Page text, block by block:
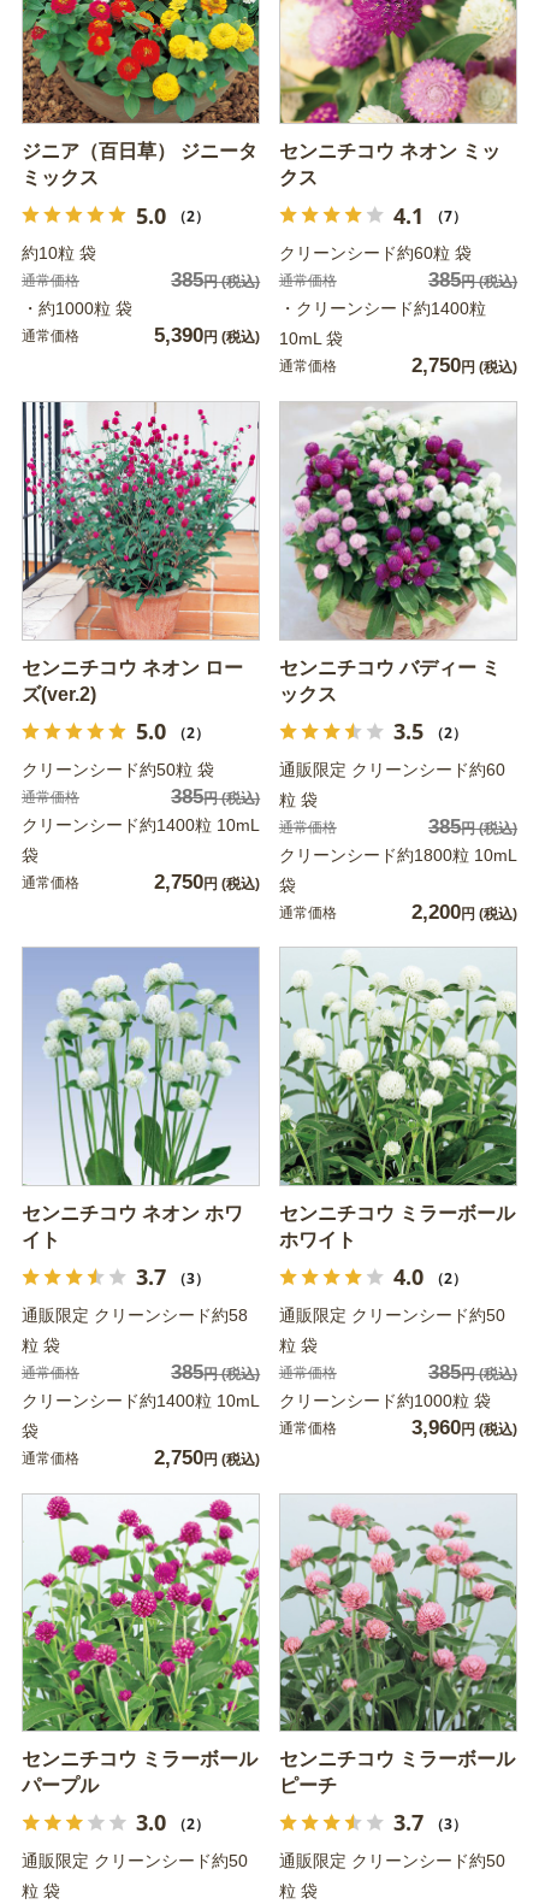
ジニア（百日草） ジニータ
ミックス
5.0 （2）
約10粒 袋
通常価格 385円(税込)
・約1000粒 袋
通常価格 5,390円 (税込)
センニチコウ ネオン ミッ
クス
4.1 （7）
クリーンシード約60粒 袋
通常価格 385円(税込)
・クリーンシード約1400粒
10mL 袋
通常価格 2,750円 (税込)
センニチコウ ネオン ロー
ズ(ver.2)
5.0 （2）
クリーンシード約50粒 袋
通常価格 385円(税込)
クリーンシード約1400粒 10mL
袋
通常価格 2,750円 (税込)
センニチコウ バディー ミ
ックス
3.5 （2）
通販限定 クリーンシード約60
粒 袋
通常価格 385円(税込)
クリーンシード約1800粒 10mL
袋
通常価格 2,200円 (税込)
センニチコウ ネオン ホワ
イト
3.7 （3）
通販限定 クリーンシード約58
粒 袋
通常価格 385円(税込)
クリーンシード約1400粒 10mL
袋
通常価格 2,750円 (税込)
センニチコウ ミラーボール
ホワイト
4.0 （2）
通販限定 クリーンシード約50
粒 袋
通常価格 385円(税込)
クリーンシード約1000粒 袋
通常価格 3,960円 (税込)
センニチコウ ミラーボール
パープル
3.0 （2）
通販限定 クリーンシード約50
粒 袋
センニチコウ ミラーボール
ピーチ
3.7 （3）
通販限定 クリーンシード約50
粒 袋